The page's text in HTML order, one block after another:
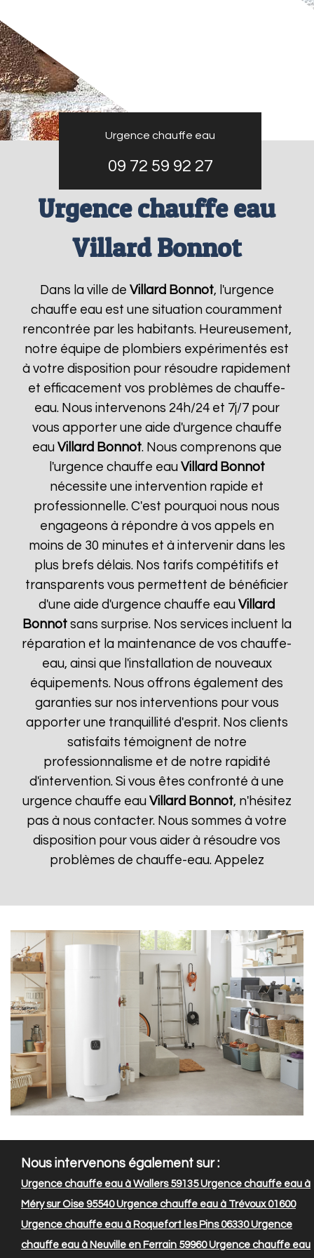
Urgence chauffe eau
09 72 59 92 27
Urgence chauffe eau
Villard Bonnot
Dans la ville de Villard Bonnot, l'urgence
chauffe eau est une situation couramment
rencontrée par les habitants. Heureusement,
notre équipe de plombiers expérimentés est
à votre disposition pour résoudre rapidement
et efficacement vos problèmes de chauffe-
eau. Nous intervenons 24h/24 et 7j/7 pour
vous apporter une aide d'urgence chauffe
eau Villard Bonnot. Nous comprenons que
l'urgence chauffe eau Villard Bonnot
nécessite une intervention rapide et
professionnelle. C'est pourquoi nous nous
engageons à répondre à vos appels en
moins de 30 minutes et à intervenir dans les
plus brefs délais. Nos tarifs compétitifs et
transparents vous permettent de bénéficier
d'une aide d'urgence chauffe eauVillard
Bonnotsans surprise. Nos services incluent la
réparation et la maintenance de vos chauffe-
eau, ainsi que l'installation de nouveaux
équipements. Nous offrons également des
garanties sur nos interventions pour vous
apporter une tranquillité d'esprit. Nos clients
satisfaits témoignent de notre
professionnalisme et de notre rapidité
d'intervention. Si vous êtes confronté à une
urgence chauffe eau Villard Bonnot, n'hésitez
pas à nous contacter. Nous sommes à votre
disposition pour vous aider à résoudre vos
problèmes de chauffe-eau. Appelez
Nous intervenons également sur :
Urgence chauffe eau à Wallers 59135Urgence chauffe eau à
Méry sur Oise 95540Urgence chauffe eau à Trévoux 01600
Urgence chauffe eau à Roquefort les Pins 06330Urgence
chauffe eau à Neuville en Ferrain 59960Urgence chauffe eau